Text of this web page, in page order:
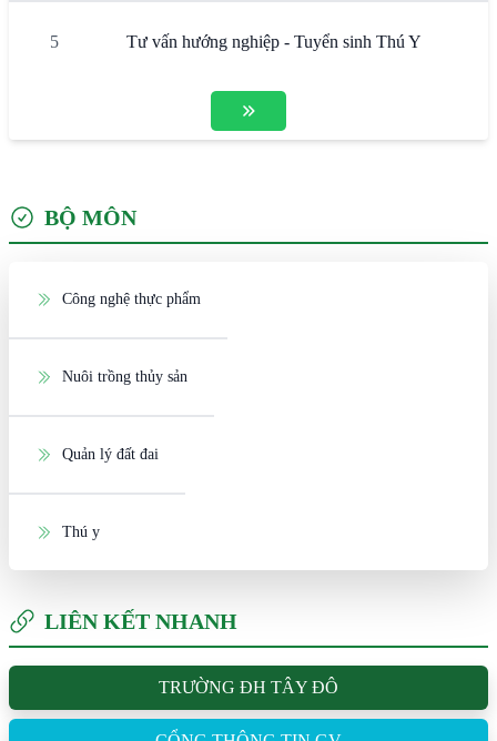
5 Tư vấn hướng nghiệp - Tuyển sinh Thú Y
BỘ MÔN
Công nghệ thực phẩm
Nuôi trồng thủy sản
Quản lý đất đai
Thú y
LIÊN KẾT NHANH
TRƯỜNG ĐH TÂY ĐÔ